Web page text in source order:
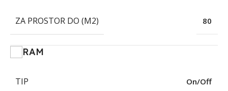
ZA PROSTOR DO (M2) 80
RAM
TIP On/Off